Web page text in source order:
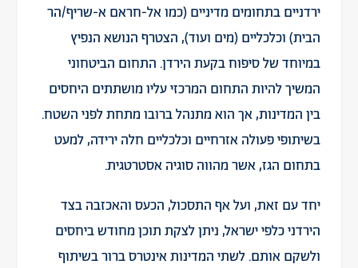
ירדניים בתחומים מדיניים (כמו אל-חראם א-שריף/הר
הבית) וכלכליים (מים ועוד), הצטרף הנושא הנפיץ
במיוחד של סיפוח בקעת הירדן. התחום הביטחוני
המשיך להיות התחום המרכזי עליו מושתתים היחסים
בין המדינות, אך הוא מתנהל ברובו מתחת לפני השטח.
בשיתופי פעולה אזרחיים וכלכליים חלה ירידה, למעט
בתחום הגז, אשר מהווה סוגיה אסטרטגית.
יחד עם זאת, ועל אף התסכול, הכעס והאכזבה בצד
הירדני כלפי ישראל, ניתן לצקת תוכן מחודש ביחסים
ולשקם אותם. לשתי המדינות אינטרס ברור בשיתוף